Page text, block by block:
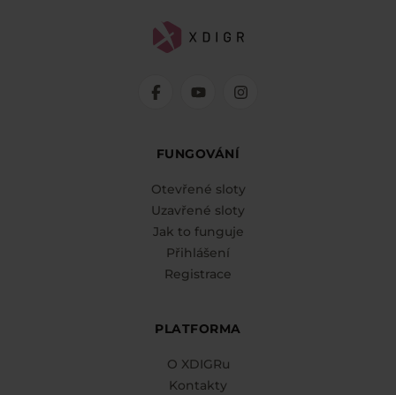
FUNGOVÁNÍ
Otevřené sloty
Uzavřené sloty
Jak to funguje
Přihlášení
Registrace
PLATFORMA
O XDIGRu
Kontakty